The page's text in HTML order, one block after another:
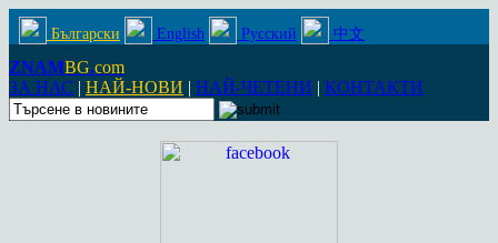
Български English Русский 中文
ZNAMBG.com
ЗА НАС | НАЙ-НОВИ | НАЙ-ЧЕТЕНИ | КОНТАКТИ